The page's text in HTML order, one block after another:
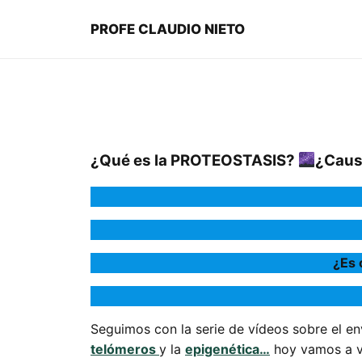
PROFE CLAUDIO NIETO
¿Qué es la PROTEOSTASIS?
¿Es
Seguimos con la serie de vídeos sobre el
telómeros y la epigenética… hoy vamos a